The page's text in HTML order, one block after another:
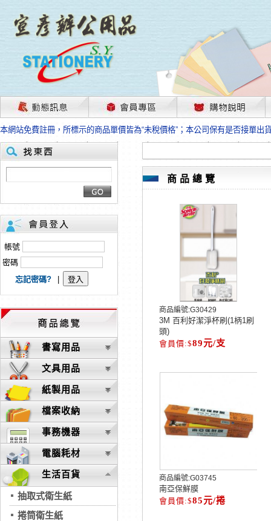
茲因國際情勢變化石油及塑化原物料波動漲幅甚大，部份上游供應商已採取
本網站免費註冊，所標示的商品單價皆為“未稅價格”；本公司保有是否接單出
HP、EPSON、CANON原廠耗材價格浮動，下單前請先跟客服人員確認最新
本網站免費註冊，所標示的商品單價皆為“未稅價格”；本公司保有是否接單出
匯款客戶請注意！因商品繁複來不及發現短缺，遂待客服人員跟您確認訂單
本網站免費註冊，所標示的商品單價皆為“未稅價格”；本公司保有是否接單出
茲因國際情勢變化石油及塑化原物料波動漲幅甚大，部份上游供應商已採取
本網站免費註冊，所標示的商品單價皆為“未稅價格”；本公司保有是否接單出
HP、EPSON、CANON原廠耗材價格浮動，下單前請先跟客服人員確認最新
本網站免費註冊，所標示的商品單價皆為“未稅價格”；本公司保有是否接單出
匯款客戶請注意！因商品繁複來不及發現短缺，遂待客服人員跟您確認訂單
本網站免費註冊，所標示的商品單價皆為“未稅價格”；本公司保有是否接單出
帳號
密碼
忘記密碼?
書寫用品
文具用品
紙製用品
檔案收納
事務機器
電腦耗材
生活百貨
抽取式衛生紙
捲筒衛生紙
商品總覽
商品編號:G30429
3M 百利好潔淨杯刷(1柄1刷
頭)
89元/支
商品編號:G03745
南亞保鮮膜
85元/捲